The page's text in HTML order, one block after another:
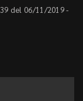
del 06/11/2019 -